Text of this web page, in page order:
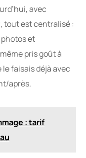
avec
, tout est centralisé :
et
pris goût à
faisais déjà avec
après.
: tarif